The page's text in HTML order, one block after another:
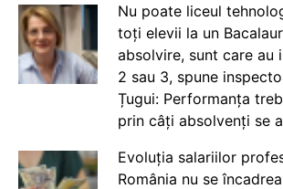
Nu poate liceul
toți elevii la un
absolvire, sunt care au
2 sau 3, spune
Țugui: Performanța
prin câți absolvenți se
Evoluția salariilor
România nu se